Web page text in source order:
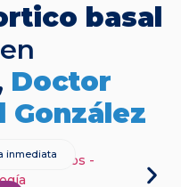
basal
Doctor
González
inmediata